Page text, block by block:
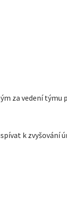
za vedení týmu
k zvyšování